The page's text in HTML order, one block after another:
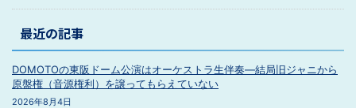
最近の記事
DOMOTOの東阪ドーム公演はオーケストラ生伴奏―結局旧ジャニから
原盤権（音源権利）を譲ってもらえていない
2026年8月4日